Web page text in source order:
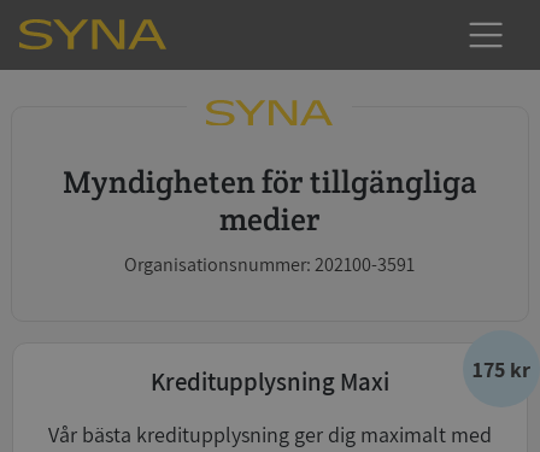
Myndigheten för tillgängliga
medier
Organisationsnummer: 202100-3591
175 kr
Kreditupplysning Maxi
Vår bästa kreditupplysning ger dig maximalt med